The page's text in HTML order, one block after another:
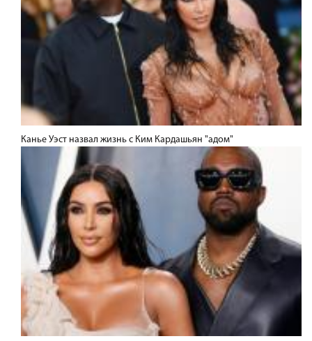
Канье Уэст назвал жизнь с Ким Кардашьян "адом"